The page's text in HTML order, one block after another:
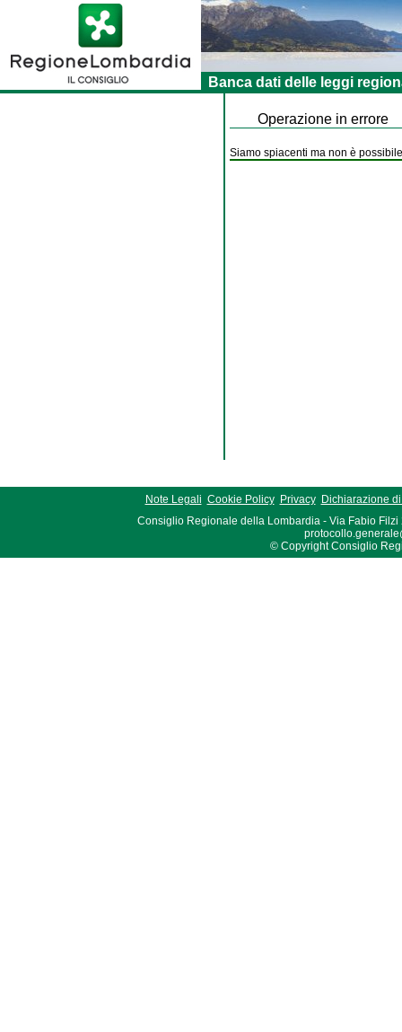
Banca dati delle leggi
Operazione in errore
Siamo spiacenti ma non è
Note Legali Cookie Policy Privacy
Dichiarazione
Consiglio Regionale della Lombardia - Via Fabio Filzi
© Copyright Consiglio